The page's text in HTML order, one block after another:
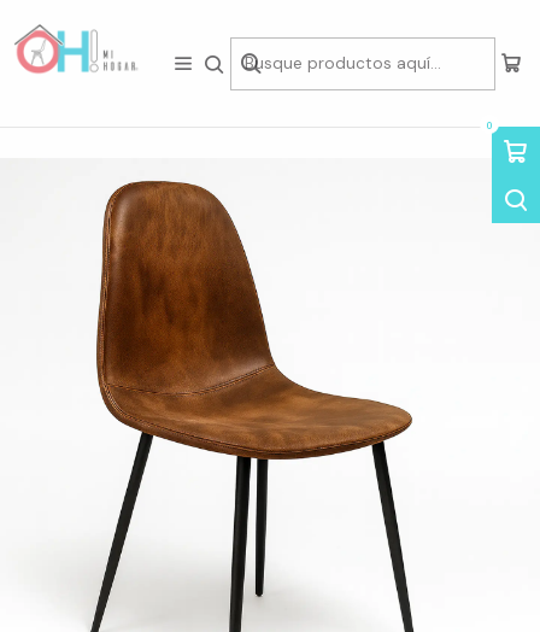
0
Inicio Asientos Sillas Sillas de Eco-Cuero Silla Eames Ecocuero PN